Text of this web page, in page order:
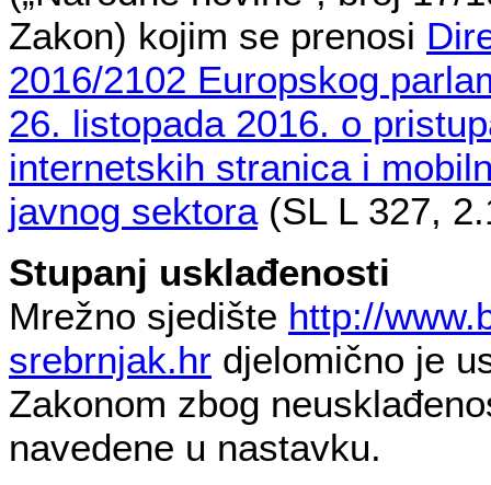
Zakon) kojim se prenosi
2016/2102 Europskog
26. listopada 2016. o
internetskih stranica i
javnog sektora (SL L 327,
Stupanj usklađenosti
Mrežno sjedište http://
srebrnjak.hr djelomično je
Zakonom zbog
navedene u nastavku.